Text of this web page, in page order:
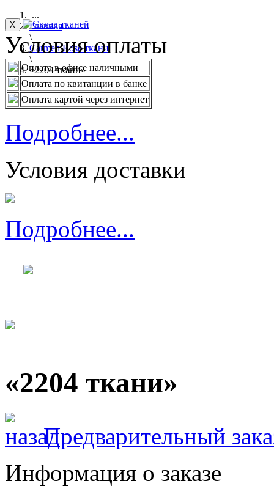
...
Главная
\
Carmen Rose ткани
\
«2204 ткани»
X
Условия оплаты
Оплата в офисе наличными
Оплата по квитанции в банке
Оплата картой через интернет
Подробнее...
Условия доставки
Подробнее...
«2204 ткани»
Предварительный
Информация о заказе